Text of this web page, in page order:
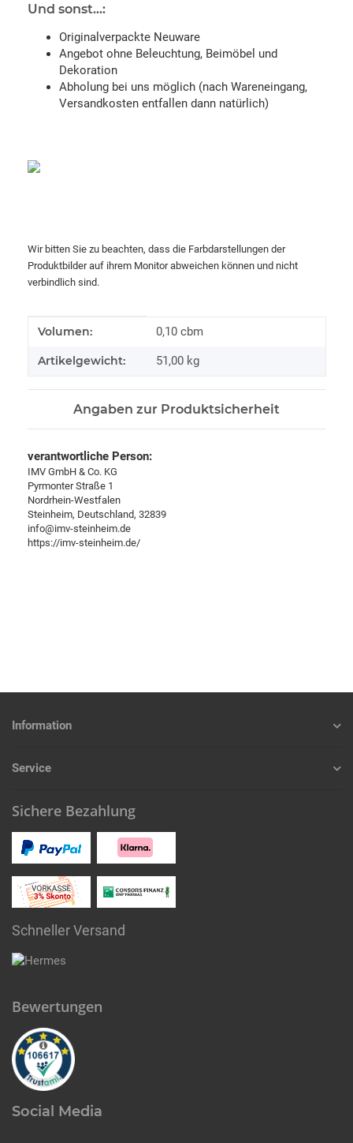
Und sonst...:
Originalverpackte Neuware
Angebot ohne Beleuchtung, Beimöbel und
Dekoration
Abholung bei uns möglich (nach Wareneingang,
Versandkosten entfallen dann natürlich)
Wir bitten Sie zu beachten, dass die Farbdarstellungen der
Produktbilder auf ihrem Monitor abweichen können und nicht
verbindlich sind.
Produkteigenschaft
Wert
Volumen: 0,10 cbm
Artikelgewicht: 51,00 kg
Angaben zur Produktsicherheit
verantwortliche Person:
IMV GmbH & Co. KG
Pyrmonter Straße 1
Nordrhein-Westfalen
Steinheim, Deutschland, 32839
info@imv-steinheim.de
https://imv-steinheim.de/
Information
Service
Sichere Bezahlung
Schneller Versand
Bewertungen
Social Media